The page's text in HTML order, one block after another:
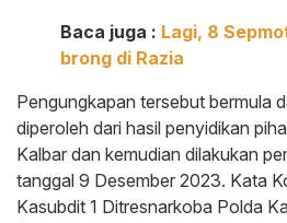
Baca juga : Lagi, 8
brong di Razia
Pengungkapan tersebut bermula
diperoleh dari hasil penyidikan
Kalbar dan kemudian dilakukan
tanggal 9 Desember 2023. Kata
Kasubdit 1 Ditresnarkoba Polda